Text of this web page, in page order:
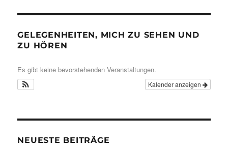
GELEGENHEITEN, MICH ZU SEHEN UND
ZU HÖREN
Es gibt keine bevorstehenden Veranstaltungen.
Kalender anzeigen
NEUESTE BEITRÄGE